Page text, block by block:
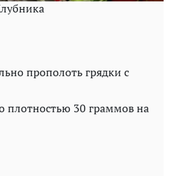
прополоть грядки с
плотностью 30 граммов на